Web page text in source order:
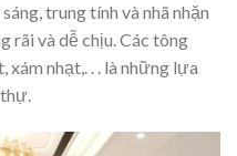
trung tính và nhã nhặn
rãi và dễ chịu. Các tông
xám nhạt,. . . là những lựa